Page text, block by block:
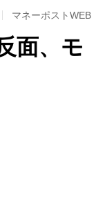
マネーポストWEB
面、モ